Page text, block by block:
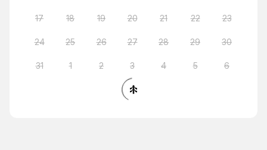
17 18 19 20 21 22 23
24 25 26 27 28 29 30
31 1 2 3 4 5 6